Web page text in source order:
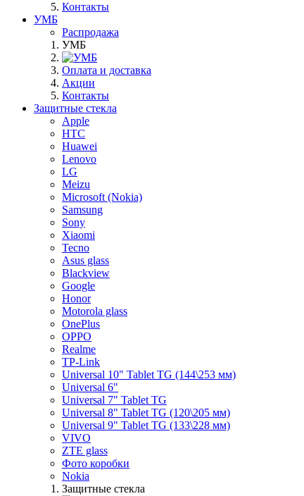
Контакты
УМБ
Распродажа
УМБ
Оплата и доставка
Акции
Контакты
Защитные стекла
Apple
HTC
Huawei
Lenovo
LG
Meizu
Microsoft (Nokia)
Samsung
Sony
Xiaomi
Tecno
Asus glass
Blackview
Google
Honor
Motorola glass
OnePlus
OPPO
Realme
TP-Link
Universal 10" Tablet TG (144\253 мм)
Universal 6"
Universal 7" Tablet TG
Universal 8" Tablet TG (120\205 мм)
Universal 9" Tablet TG (133\228 мм)
VIVO
ZTE glass
Фото коробки
Nokia
Защитные стекла